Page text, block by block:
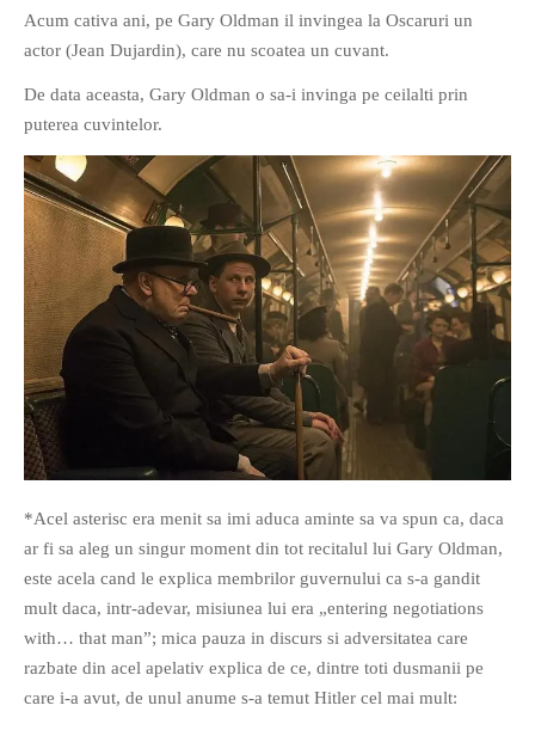
Acum cativa ani, pe Gary Oldman il invingea la Oscaruri un
actor (Jean Dujardin), care nu scoatea un cuvant.
De data aceasta, Gary Oldman o sa-i invinga pe ceilalti prin
puterea cuvintelor.
*Acel asterisc era menit sa imi aduca aminte sa va spun ca, daca
ar fi sa aleg un singur moment din tot recitalul lui Gary Oldman,
este acela cand le explica membrilor guvernului ca s-a gandit
mult daca, intr-adevar, misiunea lui era „entering negotiations
with… that man”; mica pauza in discurs si adversitatea care
razbate din acel apelativ explica de ce, dintre toti dusmanii pe
care i-a avut, de unul anume s-a temut Hitler cel mai mult: